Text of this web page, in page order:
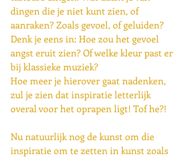
dingen die je niet kunt zien, of
aanraken? Zoals gevoel, of geluiden?
Denk je eens in: Hoe zou het gevoel
angst eruit zien? Of welke kleur past er
bij klassieke muziek?
Hoe meer je hierover gaat nadenken,
zul je zien dat inspiratie letterlijk
overal voor het oprapen ligt! Tof he?!
Nu natuurlijk nog de kunst om die
inspiratie om te zetten in kunst zoals